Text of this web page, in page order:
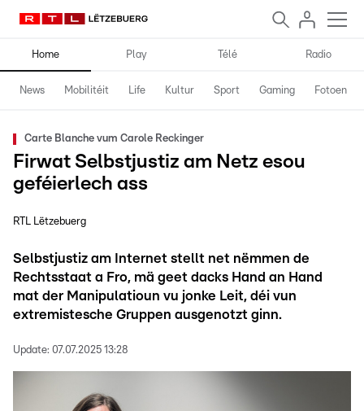
Home Play Télé Radio
News Mobilitéit Life Kultur Sport Gaming Fotoen
Carte Blanche vum Carole Reckinger
Firwat Selbstjustiz am Netz esou
geféierlech ass
RTL Lëtzebuerg
Selbstjustiz am Internet stellt net nëmmen de
Rechtsstaat a Fro, mä geet dacks Hand an Hand
mat der Manipulatioun vu jonke Leit, déi vun
extremistesche Gruppen ausgenotzt ginn.
Update: 07.07.2025 13:28